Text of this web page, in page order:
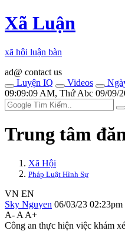
Xã Luận
xã hội luận bàn
ad@ contact us
Luyện IQ
Videos
09:09:09 AM, Thứ Abc 09/09/
Trung tâm
Xã Hội
Pháp Luật Hình Sự
VN EN
Sky Nguyen 06/03/23 02:23pm
A- A A+
Công an thực hiện việc khám